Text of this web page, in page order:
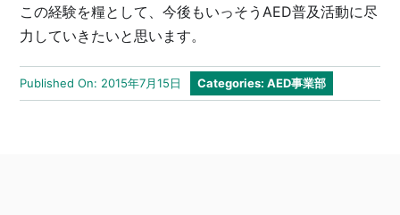
この経験を糧として、今後もいっそうAED普及活動に尽
力していきたいと思います。
Published On: 2015年7月15日 Categories:AED事業部